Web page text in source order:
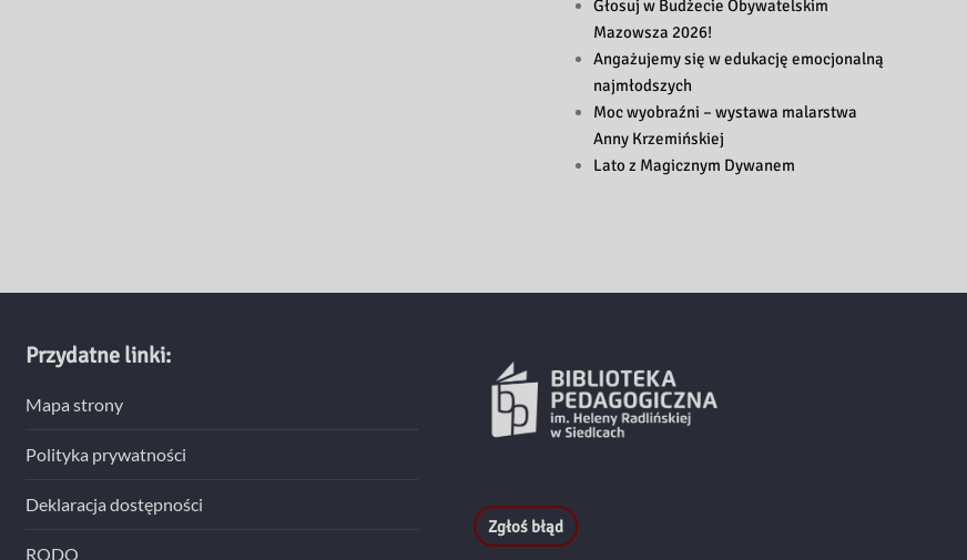
Głosuj w Budżecie Obywatelskim
Mazowsza 2026!
Angażujemy się w edukację emocjonalną
najmłodszych
Moc wyobraźni – wystawa malarstwa
Anny Krzemińskiej
Lato z Magicznym Dywanem
Przydatne linki:
Mapa strony
Polityka prywatności
Deklaracja dostępności
RODO
Zgłoś błąd